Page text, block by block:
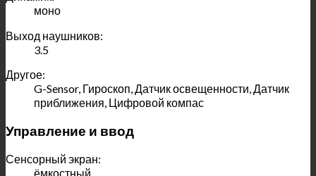
моно
Выход наушников:
3.5
Другое:
G-Sensor, Гироскоп, Датчик освещенности, Датчик
приближения, Цифровой компас
Управление и ввод
Сенсорный экран:
ёмкостный